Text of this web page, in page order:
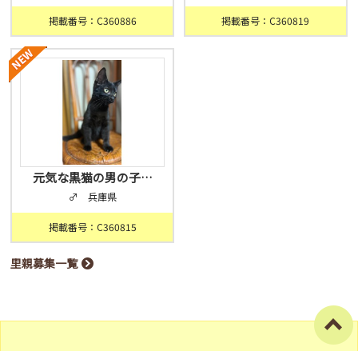
掲載番号：C360886 掲載番号：C360819
元気な黒猫の男の子…
♂ 兵庫県
掲載番号：C360815
里親募集一覧